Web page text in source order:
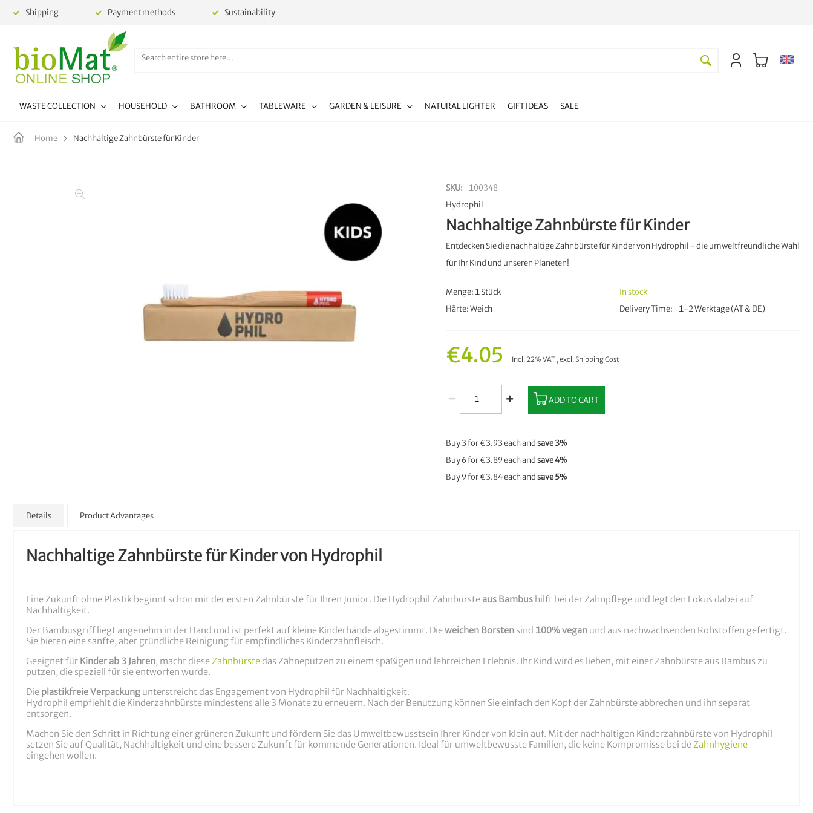
Shipping Payment methods Sustainability
WASTE COLLECTION HOUSEHOLD BATHROOM TABLEWARE GARDEN & LEISURE NATURAL LIGHTER GIFT IDEAS SALE
Home Nachhaltige Zahnbürste für Kinder
SKU
100348
Hydrophil
Nachhaltige Zahnbürste für Kinder
Entdecken Sie die nachhaltige Zahnbürste für Kinder von Hydrophil - die umweltfreundliche Wahl
für Ihr Kind und unseren Planeten!
Menge: 1 Stück
Härte: Weich
In stock
Delivery Time
1-2 Werktage (AT & DE)
€4.05 Incl. 22% VAT ,excl.Shipping Cost
ADD TO CART
Buy 3 for€3.93each andsave3%
Buy 6 for€3.89each andsave4%
Buy 9 for€3.84each andsave5%
Details
Nachhaltige Zahnbürste für Kinder von Hydrophil
Eine Zukunft ohne Plastik beginnt schon mit der ersten Zahnbürste für Ihren Junior. Die Hydrophil Zahnbürste aus Bambus hilft bei der Zahnpflege und legt den Fokus dabei auf
Nachhaltigkeit.
Der Bambusgriff liegt angenehm in der Hand und ist perfekt auf kleine Kinderhände abgestimmt. Dieweichen Borsten sind 100% vegan und aus nachwachsenden Rohstoffen gefertigt.
Sie bieten eine sanfte, aber gründliche Reinigung für empfindliches Kinderzahnfleisch.
Geeignet für Kinder ab 3 Jahren, macht dieseZahnbürstedas Zähneputzen zu einem spaßigen und lehrreichen Erlebnis. Ihr Kind wird es lieben, mit einer Zahnbürste aus Bambus zu
putzen, die speziell für sie entworfen wurde.
Die plastikfreie Verpackung unterstreicht das Engagement von Hydrophil für Nachhaltigkeit.
Hydrophil empfiehlt die Kinderzahnbürste mindestens alle 3 Monate zu erneuern. Nach der Benutzung können Sie einfach den Kopf der Zahnbürste abbrechen und ihn separat
entsorgen.
Machen Sie den Schritt in Richtung einer grüneren Zukunft und fördern Sie das Umweltbewusstsein Ihrer Kinder von klein auf. Mit der nachhaltigen Kinderzahnbürste von Hydrophil
setzen Sie auf Qualität, Nachhaltigkeit und eine bessere Zukunft für kommende Generationen. Ideal für umweltbewusste Familien, die keine Kompromisse bei deZahnhygiene
eingehen wollen.
Product Advantages